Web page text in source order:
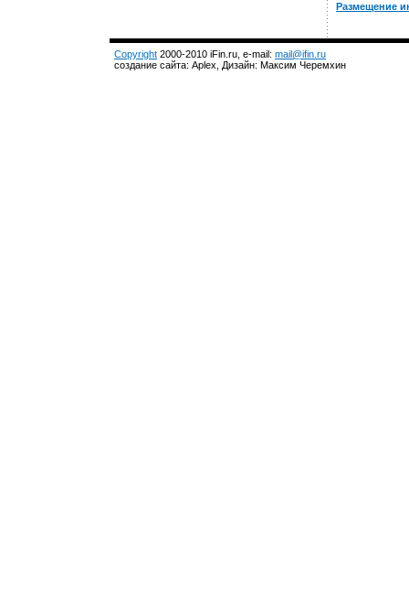
Размещение
Copyright 2000-2010 iFin.ru, e-mail: mail@ifin.ru
создание сайта: Aplex, Дизайн: Максим Черемхин